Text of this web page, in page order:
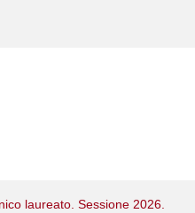
laureato. Sessione 2026.